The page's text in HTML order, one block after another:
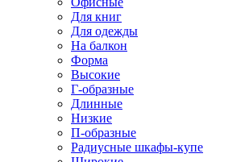
Для книг
Для одежды
На балкон
Форма
Высокие
Г-образные
Длинные
Низкие
П-образные
Радиусные шкафы-купе